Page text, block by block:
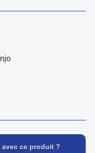
ce produit ?